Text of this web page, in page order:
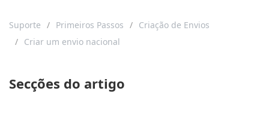
Suporte Primeiros Passos
Criação de Envios
Criar um envio nacional
Secções do artigo